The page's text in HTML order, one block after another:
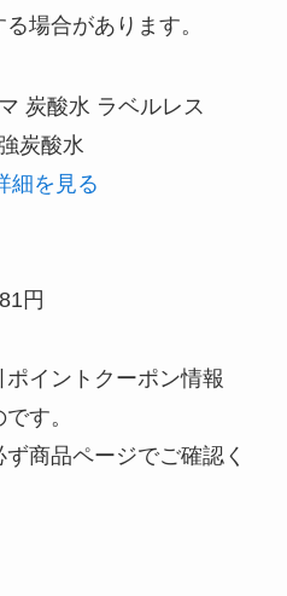
場合があります。
炭酸水 ラベルレス
炭酸水
細を見る
円
ポイントクーポン情報
す。
ず商品ページでご確認く